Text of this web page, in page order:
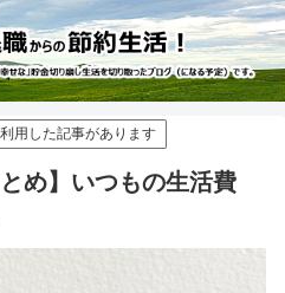
用した記事があります
め】いつもの生活費